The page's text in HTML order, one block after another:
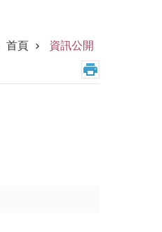
首頁
資訊公開